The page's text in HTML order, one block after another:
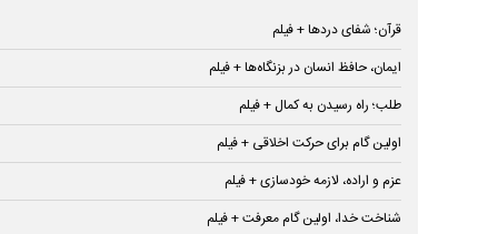
قرآن؛ شفای درد‌ها + فیلم
ایمان، حافظ انسان در بزنگاه‌ها + فیلم
طلب؛ راه رسیدن به کمال + فیلم
اولین گام برای حرکت اخلاقی + فیلم
عزم و اراده، لازمه خودسازی + فیلم
شناخت خدا، اولین گام معرفت + فیلم